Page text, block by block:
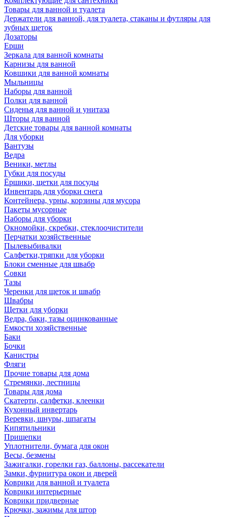
Товары для ванной и туалета
Держатели для ванной, для туалета, стаканы и футляры для
зубных щеток
Дозаторы
Ерши
Зеркала для ванной комнаты
Карнизы для ванной
Ковшики для ванной комнаты
Мыльницы
Наборы для ванной
Полки для ванной
Сиденья для ванной и унитаза
Шторы для ванной
Детские товары для ванной комнаты
Для уборки
Вантузы
Ведра
Веники, метлы
Губки для посуды
Ёршики, щетки для посуды
Инвентарь для уборки снега
Контейнера, урны, корзины для мусора
Пакеты мусорные
Наборы для уборки
Окномойки, скребки, стеклоочистители
Перчатки хозяйственные
Пылевыбивалки
Салфетки,тряпки для уборки
Блоки сменные для швабр
Совки
Тазы
Черенки для щеток и швабр
Швабры
Щетки для уборки
Ведра, баки, тазы оцинкованные
Емкости хозяйственные
Баки
Бочки
Канистры
Фляги
Прочие товары для дома
Стремянки, лестницы
Товары для дома
Скатерти, салфетки, клеенки
Кухонный инвертарь
Веревки, шнуры, шпагаты
Кипятильники
Прищепки
Уплотнители, бумага для окон
Весы, безмены
Зажигалки, горелки газ, баллоны, рассекатели
Замки, фурнитура окон и дверей
Коврики для ванной и туалета
Коврики интерьерные
Коврики придверные
Крючки, зажимы для штор